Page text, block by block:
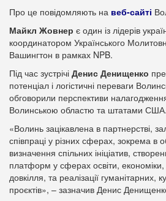
Про це повідомляють на веб-сайті
Майкл Жовнер є один із лідерів
координатором Українського
Вашингтон в рамках NPB.
Під час зустрічі Денис Денищенко
потенціал і логістичні переваги
обговорили перспективи
Волинською областю та штатами США.
«Волинь зацікавлена в партнерстві,
співпраці у різних сферах, зокрема в
визначення спільних ініціатив,
платформ у сферах освіти,
довкілля, та реалізації гуманітарних,
проєктів», – зазначив Денис